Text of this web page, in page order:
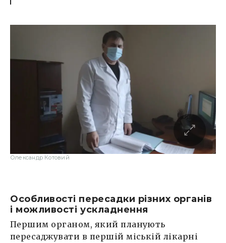
Олександр Котовий
Особливості пересадки різних органів
і можливості ускладнення
Першим органом, який планують
пересаджувати в першій міській лікарні